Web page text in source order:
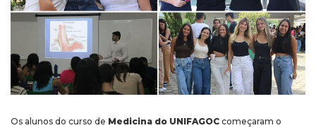
Os alunos do curso de Medicina do UNIFAGOC começaram o